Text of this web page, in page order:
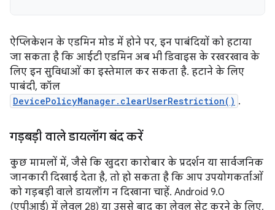
ऐप्लिकेशन के एडमिन मोड में होने पर, इन पाबंदियों को हटाया
जा सकता है कि आईटी एडमिन अब भी डिवाइस के रखरखाव के
लिए इन सुविधाओं का इस्तेमाल कर सकता है. हटाने के लिए
पाबंदी, कॉल
DevicePolicyManager.clearUserRestriction() .
गड़बड़ी वाले डायलॉग बंद करें
कुछ मामलों में, जैसे कि खुदरा कारोबार के प्रदर्शन या सार्वजनिक
जानकारी दिखाई देता है, तो हो सकता है कि आप उपयोगकर्ताओं
को गड़बड़ी वाले डायलॉग न दिखाना चाहें. Android 9.0
(एपीआई) में लेवल 28) या उससे बाद का लेवल सेट करने के लिए,